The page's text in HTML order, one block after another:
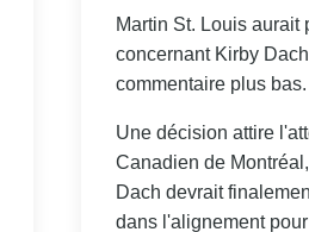
Martin St. Louis aurait
concernant Kirby
commentaire plus bas.
Une décision attire
Canadien de
Dach devrait
dans l'alignement